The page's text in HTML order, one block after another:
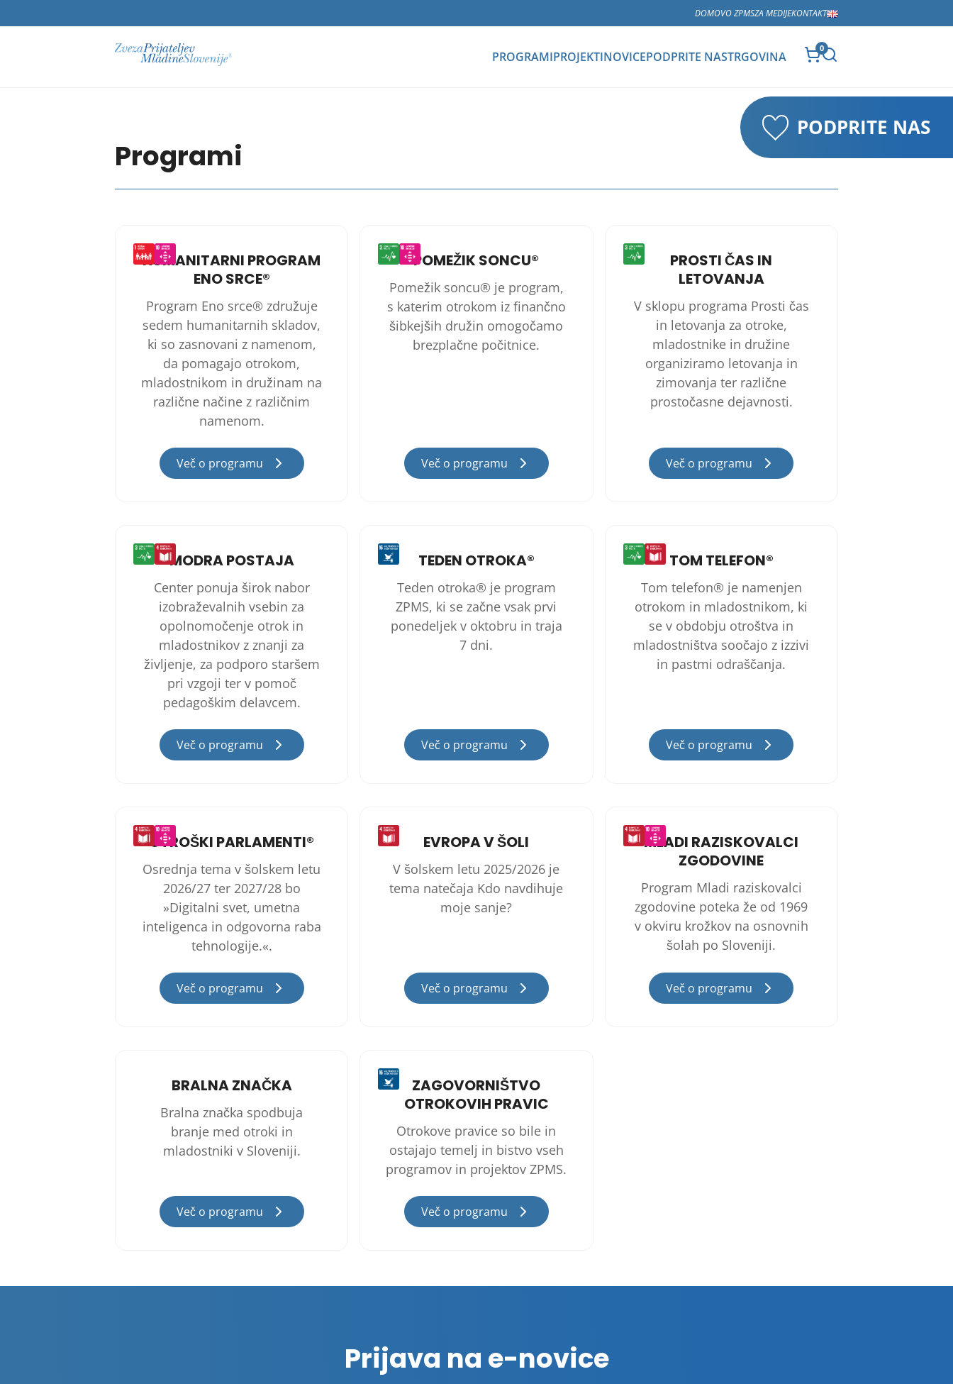
DOMOVO ZPMSZA MEDIJEKONTAKT
PROGRAMIPROJEKTINOVICEPODPRITE NASTRGOVINA
0
PODPRITE NAS
Programi
HUMANITARNI PROGRAM
ENO SRCE®
Program Eno srce® združuje
sedem humanitarnih skladov,
ki so zasnovani z namenom,
da pomagajo otrokom,
mladostnikom in družinam na
različne načine z različnim
namenom.
Več o programu
POMEŽIK SONCU®
Pomežik soncu® je program,
s katerim otrokom iz finančno
šibkejših družin omogočamo
brezplačne počitnice.
Več o programu
PROSTI ČAS IN
LETOVANJA
V sklopu programa Prosti čas
in letovanja za otroke,
mladostnike in družine
organiziramo letovanja in
zimovanja ter različne
prostočasne dejavnosti.
Več o programu
MODRA POSTAJA
Center ponuja širok nabor
izobraževalnih vsebin za
opolnomočenje otrok in
mladostnikov z znanji za
življenje, za podporo staršem
pri vzgoji ter v pomoč
pedagoškim delavcem.
Več o programu
TEDEN OTROKA®
Teden otroka® je program
ZPMS, ki se začne vsak prvi
ponedeljek v oktobru in traja
7 dni.
Več o programu
TOM TELEFON®
Tom telefon® je namenjen
otrokom in mladostnikom, ki
se v obdobju otroštva in
mladostništva soočajo z izzivi
in pastmi odraščanja.
Več o programu
OTROŠKI PARLAMENTI®
Osrednja tema v šolskem letu
2026/27 ter 2027/28 bo
»Digitalni svet, umetna
inteligenca in odgovorna raba
tehnologije.«.
Več o programu
EVROPA V ŠOLI
V šolskem letu 2025/2026 je
tema natečaja Kdo navdihuje
moje sanje?
Več o programu
MLADI RAZISKOVALCI
ZGODOVINE
Program Mladi raziskovalci
zgodovine poteka že od 1969
v okviru krožkov na osnovnih
šolah po Sloveniji.
Več o programu
BRALNA ZNAČKA
Bralna značka spodbuja
branje med otroki in
mladostniki v Sloveniji.
Več o programu
ZAGOVORNIŠTVO
OTROKOVIH PRAVIC
Otrokove pravice so bile in
ostajajo temelj in bistvo vseh
programov in projektov ZPMS.
Več o programu
Prijava na e-novice